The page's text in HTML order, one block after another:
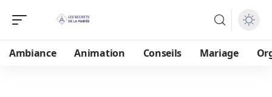
Ambiance Animation Conseils Mariage